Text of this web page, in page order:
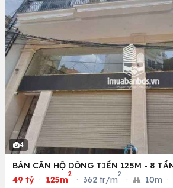
4
BÁN CĂN HỘ DÒNG TIỀN 125M - 8
49 tỷ · 125m
2
· 362 tr/m
2
· 10m ·